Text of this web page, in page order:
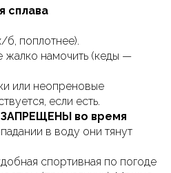
сплава
б, поплотнее).
жалко намочить (кеды —
или неопреновые
если есть.
ЗАПРЕЩЕНЫ во время
в воду они тянут
спортивная по погоде